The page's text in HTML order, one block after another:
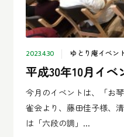
2023.4.30 ゆとり庵イベン
平成30年10月イベ
今月のイベントは、「お
雀会より、藤田佳子様、
は「六段の調」...